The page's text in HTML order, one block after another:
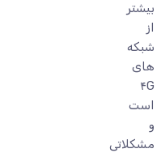
بیشتر
از
شبکه
های
۴G
است
و
مشکلاتی